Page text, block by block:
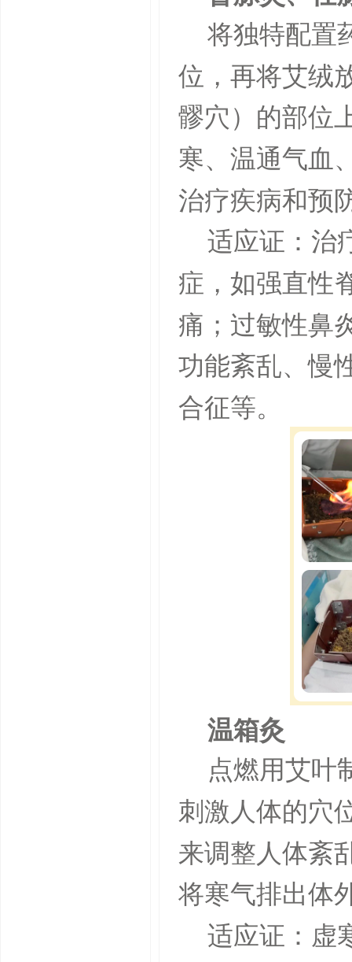
将独特配置
位，再将艾绒
髎穴）的部位
寒、温通气血
治疗疾病和预
适应证：治
症，如强直性
痛；过敏性鼻
功能紊乱、慢
合征等。
温箱灸
点燃用艾叶
刺激人体的穴
来调整人体紊
将寒气排出体
适应证：虚